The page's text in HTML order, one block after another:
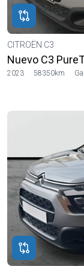
CITROËN C3
Nuevo C3
2023 58350km